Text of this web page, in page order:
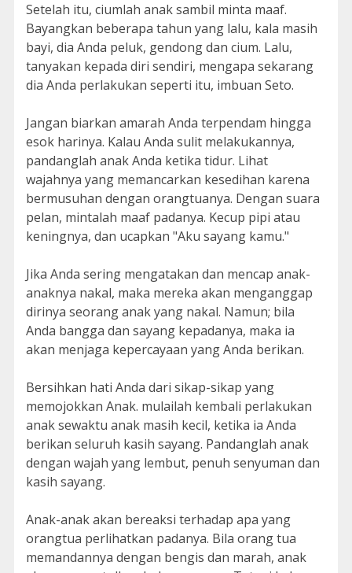
Setelah itu, ciumlah anak sambil minta maaf.
Bayangkan beberapa tahun yang lalu, kala masih
bayi, dia Anda peluk, gendong dan cium. Lalu,
tanyakan kepada diri sendiri, mengapa sekarang
dia Anda perlakukan seperti itu, imbuan Seto.
Jangan biarkan amarah Anda terpendam hingga
esok harinya. Kalau Anda sulit melakukannya,
pandanglah anak Anda ketika tidur. Lihat
wajahnya yang memancarkan kesedihan karena
bermusuhan dengan orangtuanya. Dengan suara
pelan, mintalah maaf padanya. Kecup pipi atau
keningnya, dan ucapkan "Aku sayang kamu."
Jika Anda sering mengatakan dan mencap anak-
anaknya nakal, maka mereka akan menganggap
dirinya seorang anak yang nakal. Namun; bila
Anda bangga dan sayang kepadanya, maka ia
akan menjaga kepercayaan yang Anda berikan.
Bersihkan hati Anda dari sikap-sikap yang
memojokkan Anak. mulailah kembali perlakukan
anak sewaktu anak masih kecil, ketika ia Anda
berikan seluruh kasih sayang. Pandanglah anak
dengan wajah yang lembut, penuh senyuman dan
kasih sayang.
Anak-anak akan bereaksi terhadap apa yang
orangtua perlihatkan padanya. Bila orang tua
memandannya dengan bengis dan marah, anak